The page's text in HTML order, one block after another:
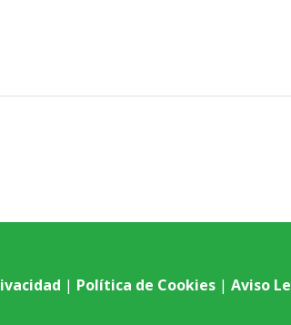
| Política de Cookies | Aviso